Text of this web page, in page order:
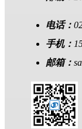
电话：
手机：
邮箱：